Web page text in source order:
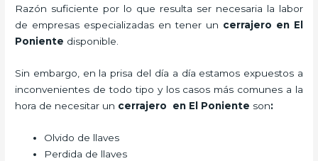
Razón suficiente por lo que resulta ser necesaria la labor
de empresas especializadas en tener un cerrajero en El
Poniente disponible.
Sin embargo, en la prisa del día a día estamos expuestos a
inconvenientes de todo tipo y los casos más comunes a la
hora de necesitar un cerrajero en El Poniente son:
Olvido de llaves
Perdida de llaves